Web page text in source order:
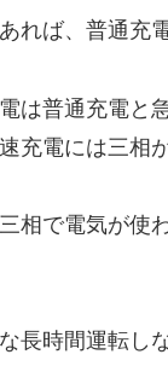
れば、普通充
は普通充電と
充電には三相
相で電気が使
長時間運転し